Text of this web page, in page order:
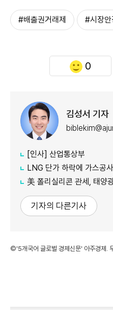
#배출권거래제 #시장안
0
김성서 기자
[인사] 산업통상부
LNG 단가 하락에 가스공사 상반
美 폴리실리콘 관세, 태양광 영향
기자의 다른기사
©'5개국어 글로벌 경제신문' 아주경제.